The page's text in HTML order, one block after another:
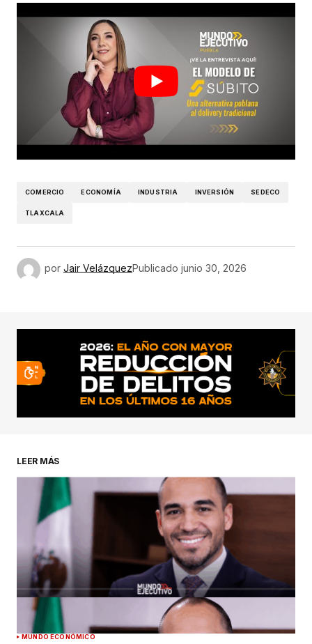
COMERCIO ECONOMÍA INDUSTRIA INVERSIÓN SEDECO
TLAXCALA
por Jair VelázquezPublicado junio 30, 2026
LEER MÁS
MUNDO ECONÓMICO